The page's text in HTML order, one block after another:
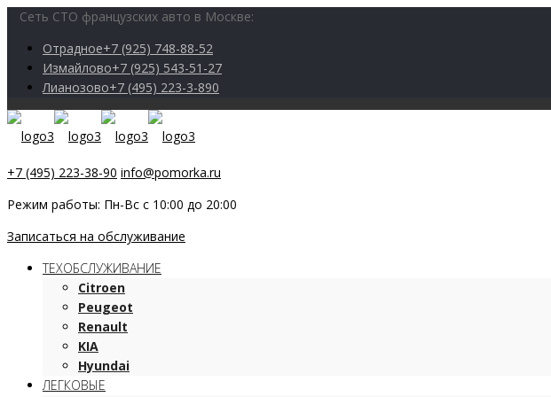
Сеть СТО французских авто в Москве:
Отрадное+7 (925) 748-88-52
Измайлово+7 (925) 543-51-27
Лианозово+7 (495) 223-3-890
+7 (495) 223-38-90 info@pomorka.ru
Режим работы: Пн-Вс с 10:00 до 20:00
Записаться на обслуживание
ТЕХОБСЛУЖИВАНИЕ
Citroen
Peugeot
Renault
KIA
Hyundai
ЛЕГКОВЫЕ